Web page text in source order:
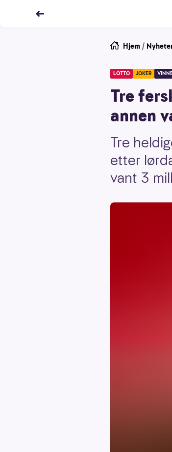
Hjem /
LOTTO JOKER
Tre
annen
Tre
etter
vant 3